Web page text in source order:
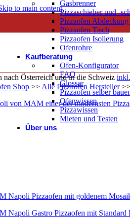
to main content
Gasbrenner
Pizzaschieber und -
Pizzaofen
Pizzaofen Tisch
Pizzaofen Isolierung
Ofenrohre
Kaufberatung
Ofen-Konfigurator
FAQ
Glossar
Pizzaofen selber
Ofenwissen
Pizzawissen
Mieten und Testen
Über uns
Österreich und in die Schweiz
Shop >> Alle Pizzaofen Hersteller>>